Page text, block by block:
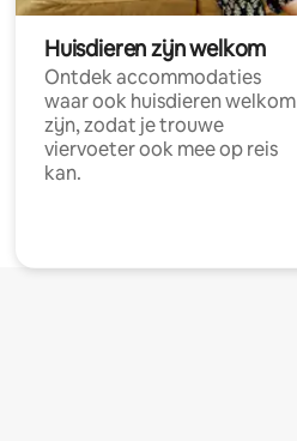
Huisdieren zijn welkom
Ontdek accommodaties
waar ook huisdieren welkom
zijn, zodat je trouwe
viervoeter ook mee op reis
kan.